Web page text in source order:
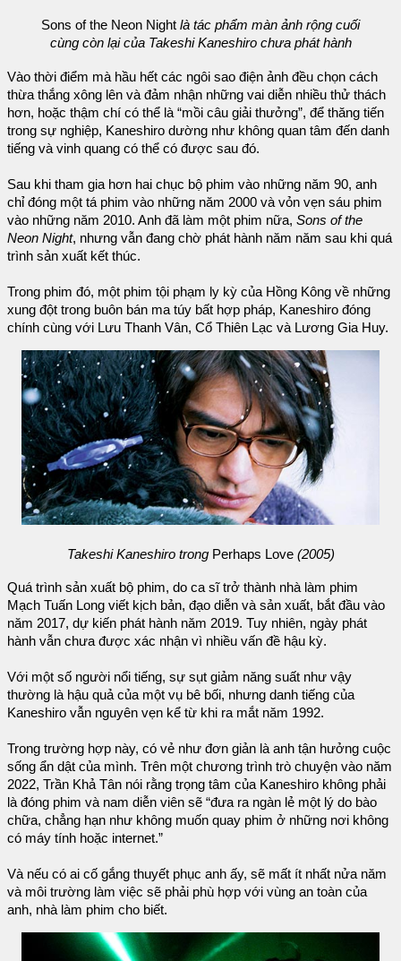
Sons of the Neon Night là tác phẩm màn ảnh rộng cuối
cùng còn lại của Takeshi Kaneshiro chưa phát hành
Vào thời điểm mà hầu hết các ngôi sao điện ảnh đều chọn cách
thừa thắng xông lên và đảm nhận những vai diễn nhiều thử thách
hơn, hoặc thậm chí có thể là “mồi câu giải thưởng”, để thăng tiến
trong sự nghiệp, Kaneshiro dường như không quan tâm đến danh
tiếng và vinh quang có thể có được sau đó.
Sau khi tham gia hơn hai chục bộ phim vào những năm 90, anh
chỉ đóng một tá phim vào những năm 2000 và vỏn vẹn sáu phim
vào những năm 2010. Anh đã làm một phim nữa, Sons of the
Neon Night, nhưng vẫn đang chờ phát hành năm năm sau khi quá
trình sản xuất kết thúc.
Trong phim đó, một phim tội phạm ly kỳ của Hồng Kông về những
xung đột trong buôn bán ma túy bất hợp pháp, Kaneshiro đóng
chính cùng với Lưu Thanh Vân, Cổ Thiên Lạc và Lương Gia Huy.
Takeshi Kaneshiro trongPerhaps Love (2005)
Quá trình sản xuất bộ phim, do ca sĩ trở thành nhà làm phim
Mạch Tuấn Long viết kịch bản, đạo diễn và sản xuất, bắt đầu vào
năm 2017, dự kiến phát hành năm 2019. Tuy nhiên, ngày phát
hành vẫn chưa được xác nhận vì nhiều vấn đề hậu kỳ.
Với một số người nổi tiếng, sự sụt giảm năng suất như vậy
thường là hậu quả của một vụ bê bối, nhưng danh tiếng của
Kaneshiro vẫn nguyên vẹn kể từ khi ra mắt năm 1992.
Trong trường hợp này, có vẻ như đơn giản là anh tận hưởng cuộc
sống ẩn dật của mình. Trên một chương trình trò chuyện vào năm
2022, Trần Khả Tân nói rằng trọng tâm của Kaneshiro không phải
là đóng phim và nam diễn viên sẽ “đưa ra ngàn lẻ một lý do bào
chữa, chẳng hạn như không muốn quay phim ở những nơi không
có máy tính hoặc internet.”
Và nếu có ai cố gắng thuyết phục anh ấy, sẽ mất ít nhất nửa năm
và môi trường làm việc sẽ phải phù hợp với vùng an toàn của
anh, nhà làm phim cho biết.